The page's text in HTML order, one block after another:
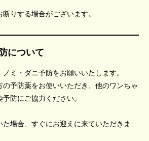
断りする場合がございます。
について
ミ・ダニ予防をお願いいたします。
予防薬をお使いいただき、他のワンちゃ
防にご協力ください。
場合、すぐにお迎えに来ていただきま